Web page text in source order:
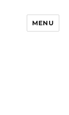
MENU